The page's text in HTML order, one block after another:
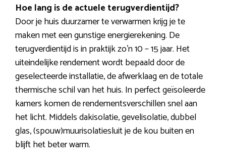
Hoe lang is de actuele terugverdientijd?
Door je huis duurzamer te verwarmen krijg je te
maken met een gunstige energierekening. De
terugverdientijd is in praktijk zo’n 10 – 15 jaar. Het
uiteindelijke rendement wordt bepaald door de
geselecteerde installatie, de afwerklaag en de totale
thermische schil van het huis. In perfect geïsoleerde
kamers komen de rendementsverschillen snel aan
het licht. Middels dakisolatie, gevelisolatie, dubbel
glas, (spouw)muurisolatiesluit je de kou buiten en
blijft het beter warm.